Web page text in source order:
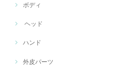
ボディ
ヘッド
ハンド
外皮パーツ